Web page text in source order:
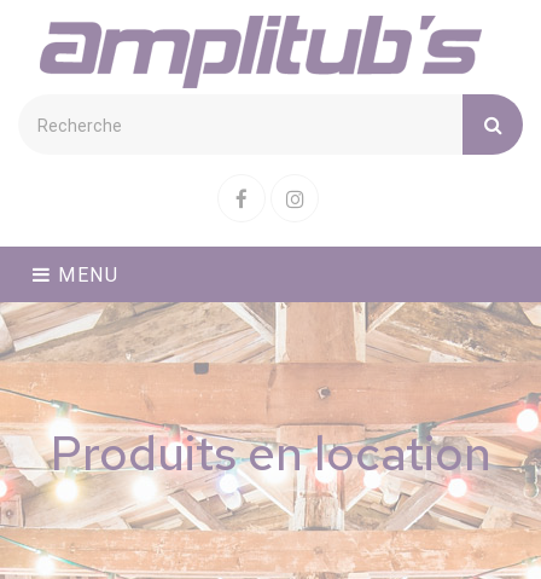
FacebookInstagram
MENU
Produits en location
Cookies management panel